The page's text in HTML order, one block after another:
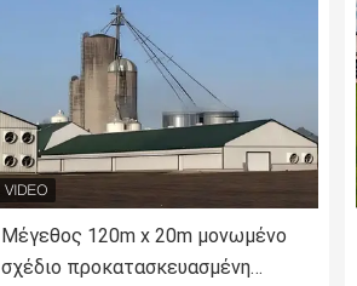
Μέγεθος 120m x 20m μονωμένο
σχέδιο προκατασκευασμένη